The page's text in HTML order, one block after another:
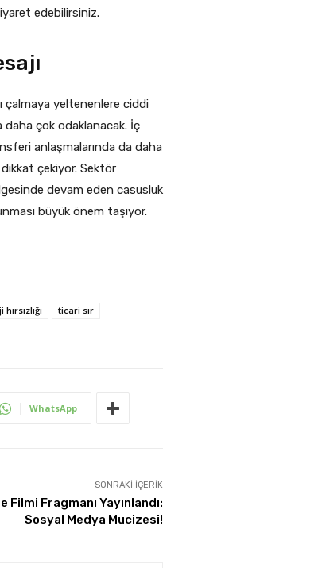
edebilirsiniz.
çalmaya yeltenenlere ciddi
daha çok odaklanacak. İç
anlaşmalarında da daha
dikkat çekiyor. Sektör
devam eden casusluk
büyük önem taşıyor.
ticari sır
WhatsApp
SONRAKI İÇERIK
Filmi Fragmanı Yayınlandı:
Sosyal Medya Mucizesi!